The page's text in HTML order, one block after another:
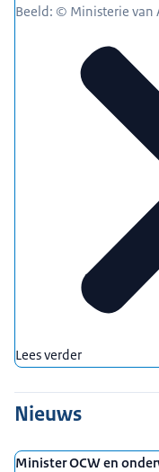
Beeld: © Ministerie van
Lees verder
Nieuws
Minister OCW en